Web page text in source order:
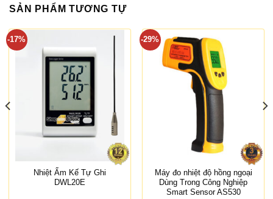
SẢN PHẨM TƯƠNG TỰ
-17%
Nhiệt Ẩm Kế Tự Ghi
DWL20E
-29%
Máy đo nhiệt độ hồng ngoại
Dùng Trong Công Nghiệp
Smart Sensor AS530